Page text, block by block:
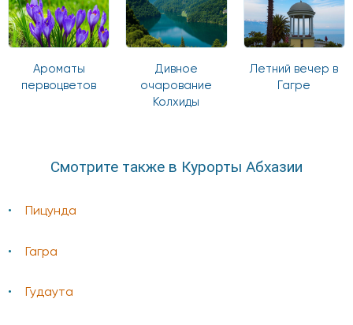
Ароматы
первоцветов
Дивное
очарование
Колхиды
Летний вечер в
Гагре
Смотрите также в Курорты Абхазии
Пицунда
Гагра
Гудаута